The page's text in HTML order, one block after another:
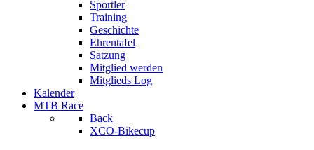
Sportler
Training
Geschichte
Ehrentafel
Satzung
Mitglied werden
Mitglieds Log
Kalender
MTB Race
Back
XCO-Bikecup